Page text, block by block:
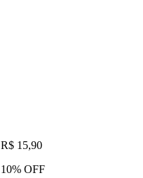
R$ 15,90
10% OFF